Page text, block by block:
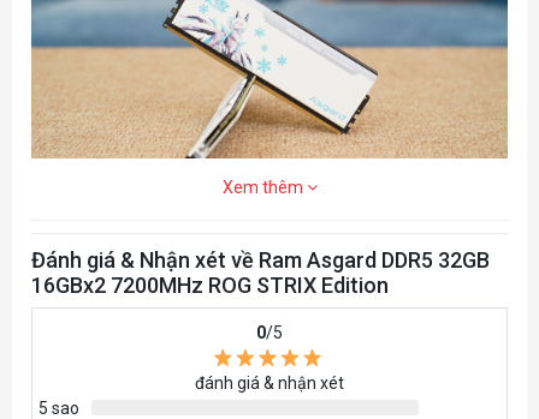
Xem thêm
Đánh giá & Nhận xét về Ram Asgard DDR5 32GB
16GBx2 7200MHz ROG STRIX Edition
0/5
đánh giá & nhận xét
5 sao